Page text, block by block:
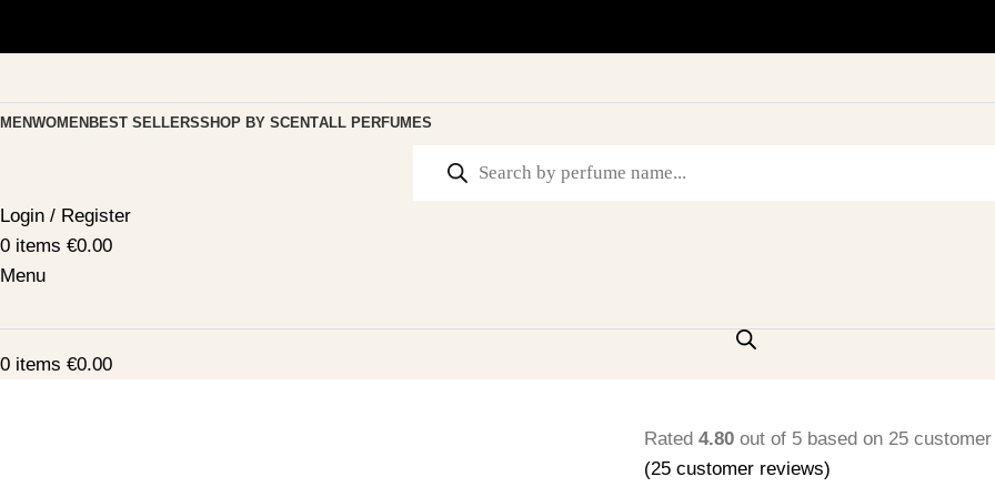
MENWOMEN BEST SELLERSSHOP BY SCENTALL PERFUMES
Login / Register
0 items €0.00
Menu
0 items €0.00
Rated 4.80 out of 5 based on 25
(25 customer reviews)